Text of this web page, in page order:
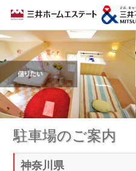
駐車場のご案内
神奈川県